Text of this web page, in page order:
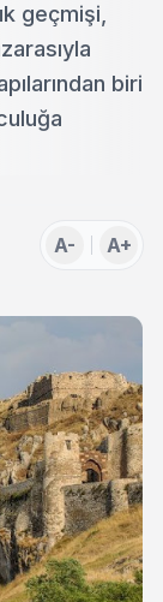
geçmişi,
biri
A- A+